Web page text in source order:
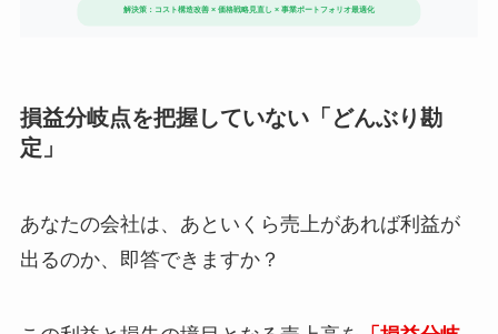
損益分岐点を把握していない「どんぶり勘
定」
あなたの会社は、あといくら売上があれば利益が
出るのか、即答できますか？